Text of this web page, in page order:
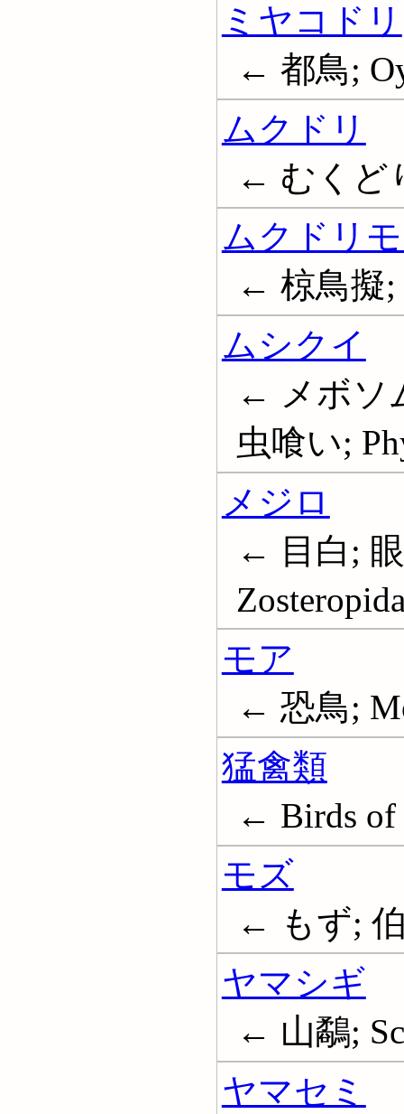
ミヤコドリ
← 都鳥;
ムクドリ
← むくど
ムクドリ
← 椋鳥擬;
ムシクイ
← メボソ
虫喰い;
メジロ
← 目白;
モア
← 恐鳥;
猛禽類
← Birds of
モズ
← もず;
ヤマシギ
← 山鷸;
ヤマセミ